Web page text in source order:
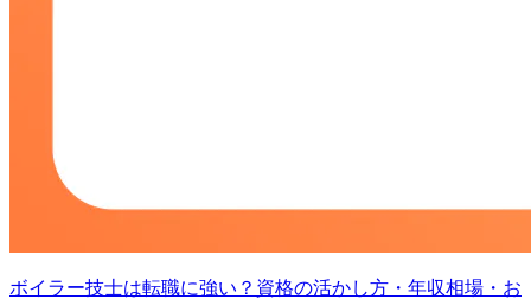
ボイラー技士は転職に強い？資格の活かし方・年収相場・お